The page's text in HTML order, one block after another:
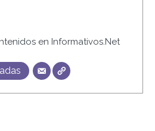
en Informativos.Net